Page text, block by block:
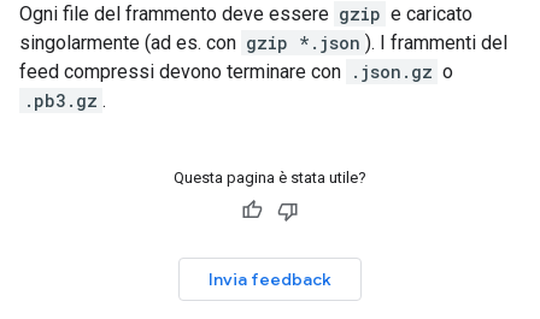
Ogni file del frammento deve essere gzip e caricato
singolarmente (ad es. con gzip *.json ). I frammenti del
feed compressi devono terminare con .json.gz o
.pb3.gz .
Questa pagina è stata utile?
Invia feedback